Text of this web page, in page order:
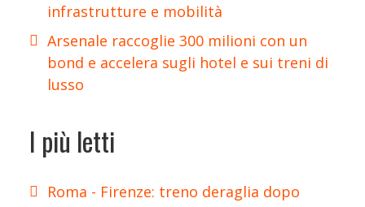
infrastrutture e mobilità
Arsenale raccoglie 300 milioni con un
bond e accelera sugli hotel e sui treni di
lusso
I più letti
Roma - Firenze: treno deraglia dopo